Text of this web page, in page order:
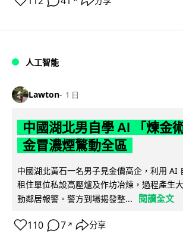
人工智能
Lawton 1 日
中國湖北男自學 AI 「煉金
金冒濃煙驚動全區
中國湖北黃石一名男子見金價高企，利用 AI
租住單位私設高壓爐及作坊冶煉，過程產生
動鄰居報警。警方到場揭發整...
閱讀全文
110 7 ↗ 分享